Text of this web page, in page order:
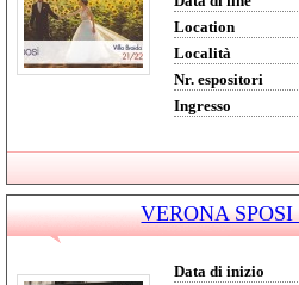
Location
Località
Nr. espositori
Ingresso
VERONA SPOSI
Data di inizio